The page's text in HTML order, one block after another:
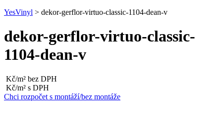
YesVinyl > dekor-gerflor-virtuo-classic-1104-dean-v
dekor-gerflor-virtuo-classic-
1104-dean-v
Kč/m² bez DPH
Kč/m² s DPH
Chci rozpočet s montáží/bez montáže